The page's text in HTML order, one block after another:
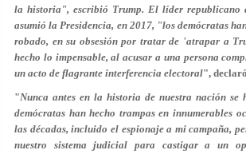
la historia", escribió Trump. El líder republicano
asumió la Presidencia, en 2017, "los demócratas
robado, en su obsesión por tratar de 'atrapar a
hecho lo impensable, al acusar a una persona
un acto de flagrante interferencia electoral",
"Nunca antes en la historia de nuestra nación se
demócratas han hecho trampas en innumerables
las décadas, incluido el espionaje a mi campaña,
nuestro sistema judicial para castigar a un